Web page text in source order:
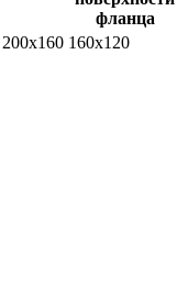
200x160 160x120